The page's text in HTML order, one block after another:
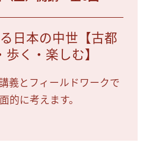
日本の中世【古都
く・楽しむ】
義とフィールドワークで
的に考えます。